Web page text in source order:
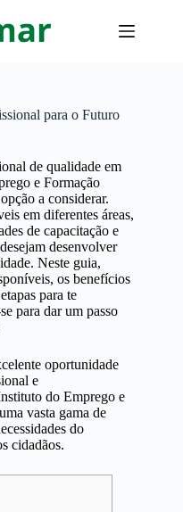
para o Futuro
de qualidade em
e Formação
a considerar.
em diferentes áreas,
de capacitação e
desenvolver
Neste guia,
os benefícios
para te
para dar um passo
oportunidade
e
do Emprego e
vasta gama de
do
cidadãos.